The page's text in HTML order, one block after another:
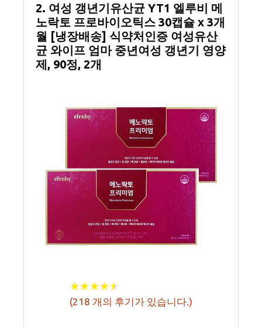
2. 여성 갱년기유산균 YT1 엘루비 메
노락토 프로바이오틱스 30캡슐 x 3개
월 [냉장배송] 식약처인증 여성유산
균 와이프 엄마 중년여성 갱년기 영양
제, 90정, 2개
★★★★★
★★★★★
(218 개의 후기가 있습니다.)